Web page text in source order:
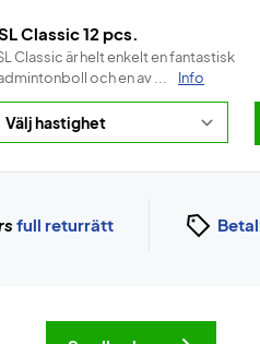
Classic 12 pcs.
Classic är helt enkelt en fantastisk
och en av ...
Info
full returrätt